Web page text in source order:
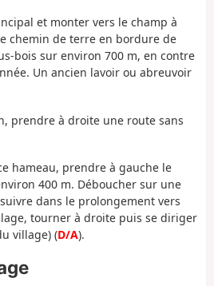
et monter vers le champ à
chemin de terre en bordure de
bois sur environ 700 m, en contre
Un ancien lavoir ou abreuvoir
prendre à droite une route sans
hameau, prendre à gauche le
400 m. Déboucher sur une
dans le prolongement vers
tourner à droite puis se diriger
village) (D/A).